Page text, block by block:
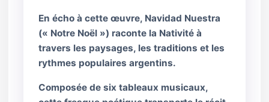
En écho à cette œuvre, Navidad Nuestra
(« Notre Noël ») raconte la Nativité à
travers les paysages, les traditions et les
rythmes populaires argentins.
Composée de six tableaux musicaux,